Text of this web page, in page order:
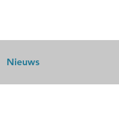
Nieuws